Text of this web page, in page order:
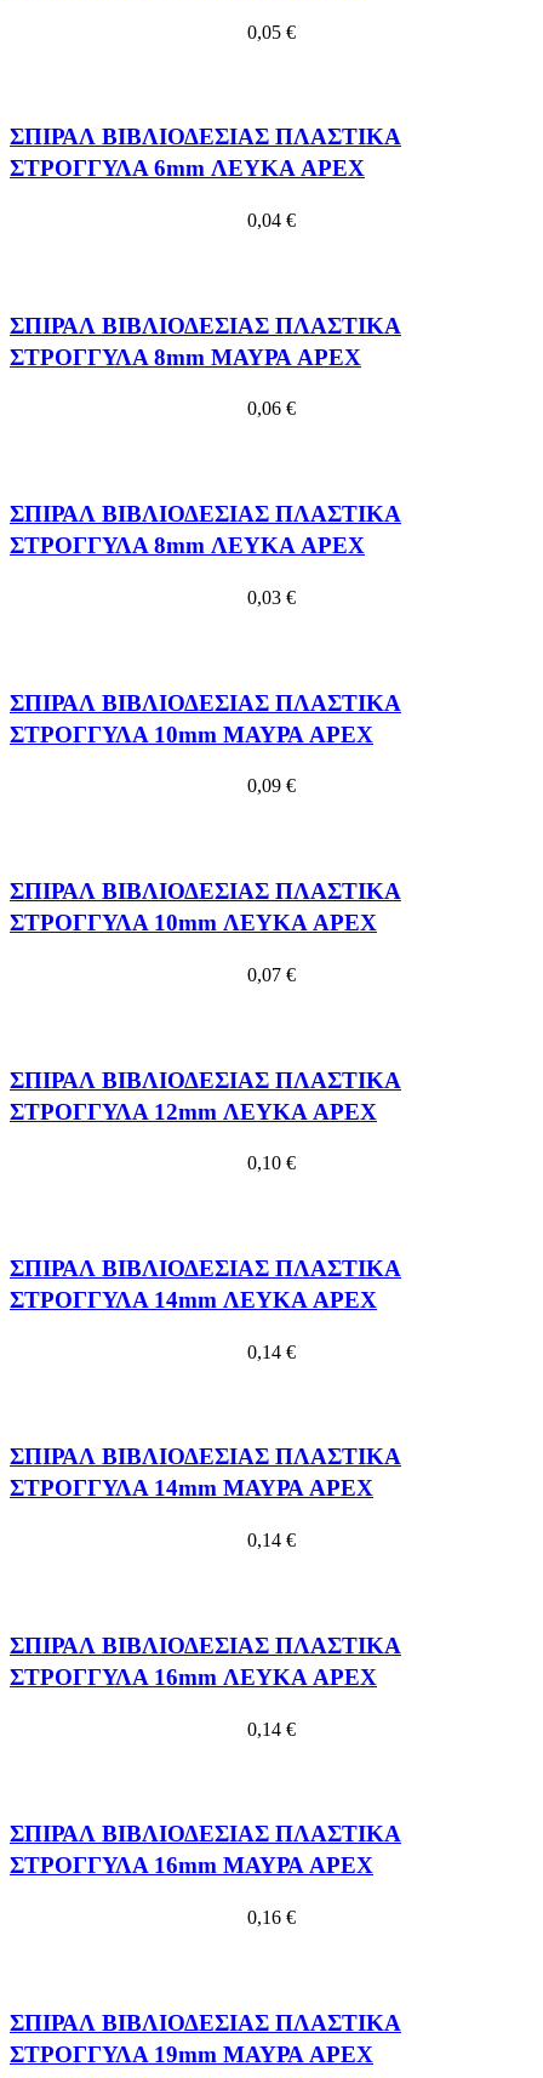
0,05 €
ΣΠΙΡΑΛ ΒΙΒΛΙΟΔΕΣΙΑΣ ΠΛΑΣΤΙΚΑ
ΣΤΡΟΓΓΥΛΑ 6mm ΛΕΥΚΑ APEX
0,04 €
ΣΠΙΡΑΛ ΒΙΒΛΙΟΔΕΣΙΑΣ ΠΛΑΣΤΙΚΑ
ΣΤΡΟΓΓΥΛΑ 8mm ΜΑΥΡΑ APEX
0,06 €
ΣΠΙΡΑΛ ΒΙΒΛΙΟΔΕΣΙΑΣ ΠΛΑΣΤΙΚΑ
ΣΤΡΟΓΓΥΛΑ 8mm ΛΕΥΚΑ APEX
0,03 €
ΣΠΙΡΑΛ ΒΙΒΛΙΟΔΕΣΙΑΣ ΠΛΑΣΤΙΚΑ
ΣΤΡΟΓΓΥΛΑ 10mm ΜΑΥΡΑ APEX
0,09 €
ΣΠΙΡΑΛ ΒΙΒΛΙΟΔΕΣΙΑΣ ΠΛΑΣΤΙΚΑ
ΣΤΡΟΓΓΥΛΑ 10mm ΛΕΥΚΑ APEX
0,07 €
ΣΠΙΡΑΛ ΒΙΒΛΙΟΔΕΣΙΑΣ ΠΛΑΣΤΙΚΑ
ΣΤΡΟΓΓΥΛΑ 12mm ΛΕΥΚΑ APEX
0,10 €
ΣΠΙΡΑΛ ΒΙΒΛΙΟΔΕΣΙΑΣ ΠΛΑΣΤΙΚΑ
ΣΤΡΟΓΓΥΛΑ 14mm ΛΕΥΚΑ APEX
0,14 €
ΣΠΙΡΑΛ ΒΙΒΛΙΟΔΕΣΙΑΣ ΠΛΑΣΤΙΚΑ
ΣΤΡΟΓΓΥΛΑ 14mm ΜΑΥΡΑ APEX
0,14 €
ΣΠΙΡΑΛ ΒΙΒΛΙΟΔΕΣΙΑΣ ΠΛΑΣΤΙΚΑ
ΣΤΡΟΓΓΥΛΑ 16mm ΛΕΥΚΑ APEX
0,14 €
ΣΠΙΡΑΛ ΒΙΒΛΙΟΔΕΣΙΑΣ ΠΛΑΣΤΙΚΑ
ΣΤΡΟΓΓΥΛΑ 16mm ΜΑΥΡΑ APEX
0,16 €
ΣΠΙΡΑΛ ΒΙΒΛΙΟΔΕΣΙΑΣ ΠΛΑΣΤΙΚΑ
ΣΤΡΟΓΓΥΛΑ 19mm ΜΑΥΡΑ APEX